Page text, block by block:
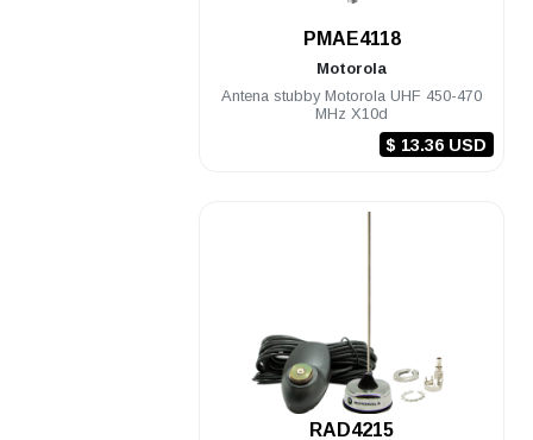
PMAE4118
Motorola
Antena stubby Motorola UHF 450-470
MHz X10d
$ 13.36 USD
RAD4215